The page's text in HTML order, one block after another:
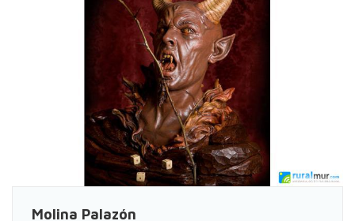
Molina Palazón